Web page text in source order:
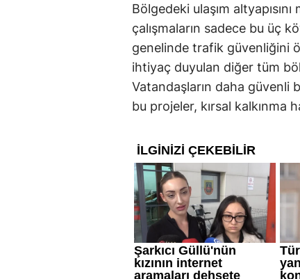
Bölgedeki ulaşım
çalışmaların sadece bu üç
genelinde trafik güvenliğini
ihtiyaç duyulan diğer tüm
Vatandaşların daha güvenli
bu projeler, kırsal kalkınma